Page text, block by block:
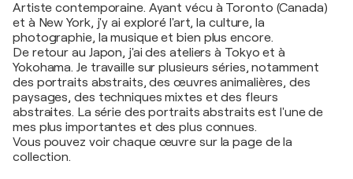
Artiste contemporaine. Ayant vécu à Toronto (Canada)
et à New York, j'y ai exploré l'art, la culture, la
photographie, la musique et bien plus encore.
De retour au Japon, j'ai des ateliers à Tokyo et à
Yokohama. Je travaille sur plusieurs séries, notamment
des portraits abstraits, des œuvres animalières, des
paysages, des techniques mixtes et des fleurs
abstraites. La série des portraits abstraits est l'une de
mes plus importantes et des plus connues.
Vous pouvez voir chaque œuvre sur la page de la
collection.